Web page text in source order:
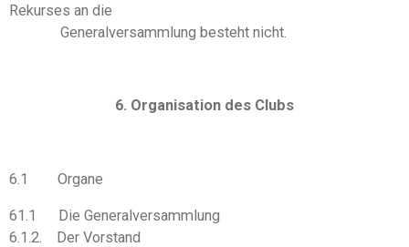
Rekurses an die
Generalversammlung besteht nicht.
6. Organisation des Clubs
6.1 Organe
61.1 Die Generalversammlung
6.1.2. Der Vorstand